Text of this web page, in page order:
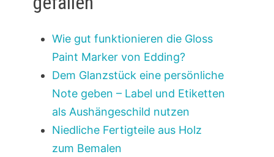
Wie gut funktionieren die Gloss
Paint Marker von Edding?
Dem Glanzstück eine persönliche
Note geben – Label und Etiketten
als Aushängeschild nutzen
Niedliche Fertigteile aus Holz
zum Bemalen